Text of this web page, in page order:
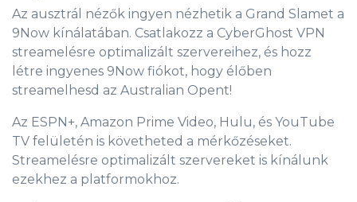
Az ausztrál nézők ingyen nézhetik a Grand Slamet a
9Now kínálatában. Csatlakozz a CyberGhost VPN
streamelésre optimalizált szervereihez, és hozz
létre ingyenes 9Now fiókot, hogy élőben
streamelhesd az Australian Opent!
Az ESPN+, Amazon Prime Video, Hulu, és YouTube
TV felületén is követheted a mérkőzéseket.
Streamelésre optimalizált szervereket is kínálunk
ezekhez a platformokhoz.